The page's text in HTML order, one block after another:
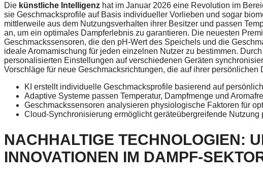
Die künstliche Intelligenz hat im Januar 2026 eine Revolution im
sie Geschmacksprofile auf Basis individueller Vorlieben und sogar
mittlerweile aus dem Nutzungsverhalten ihrer Besitzer und passen
an, um ein optimales Dampferlebnis zu garantieren. Die neuesten
Geschmackssensoren, die den pH-Wert des Speichels und die
ideale Aromamischung für jeden einzelnen Nutzer zu bestimmen.
personalisierten Einstellungen auf verschiedenen Geräten
Vorschläge für neue Geschmacksrichtungen, die auf ihrer persönlichen
KI erstellt individuelle Geschmacksprofile basierend auf
Adaptive Systeme passen Temperatur, Dampfmenge und
Geschmackssensoren analysieren physiologische Faktoren für
Cloud-Synchronisierung ermöglicht geräteübergreifende Nutzung
NACHHALTIGE TECHNOLOGIEN:
INNOVATIONEN IM DAMPF-